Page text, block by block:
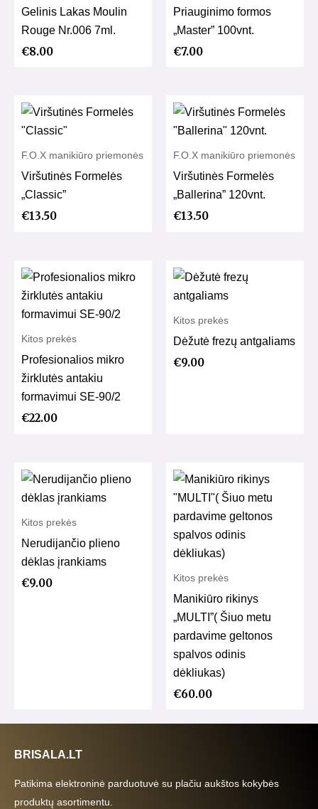
Gelinis Lakas Moulin
Rouge Nr.006 7ml.
€8.00
Priauginimo formos
„Master” 100vnt.
€7.00
F.O.X manikiūro priemonės
Viršutinės Formelės
„Classic”
€13.50
F.O.X manikiūro priemonės
Viršutinės Formelės
„Ballerina” 120vnt.
€13.50
Kitos prekės
Profesionalios mikro
žirklutės antakiu
formavimui SE-90/2
€22.00
Kitos prekės
Dėžutė frezų antgaliams
€9.00
Kitos prekės
Nerudijančio plieno
dėklas įrankiams
€9.00 Kitos prekės
Manikiūro rikinys
„MULTI”( Šiuo metu
pardavime geltonos
spalvos odinis
dėkliukas)
€60.00
BRISALA.LT
Patikima elektroninė parduotuvė su plačiu aukštos kokybės
produktų asortimentu.